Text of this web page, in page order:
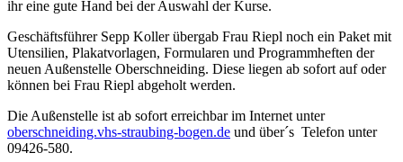
ihr eine gute Hand bei der Auswahl der Kurse.
Geschäftsführer Sepp Koller übergab Frau Riepl noch ein Paket mit
Utensilien, Plakatvorlagen, Formularen und Programmheften der
neuen Außenstelle Oberschneiding. Diese liegen ab sofort auf oder
können bei Frau Riepl abgeholt werden.
Die Außenstelle ist ab sofort erreichbar im Internet unter
oberschneiding.vhs-straubing-bogen.de und über´s Telefon unter
09426-580.